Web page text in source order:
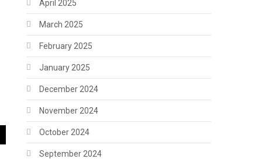
April 2025
March 2025
February 2025
January 2025
December 2024
November 2024
October 2024
September 2024